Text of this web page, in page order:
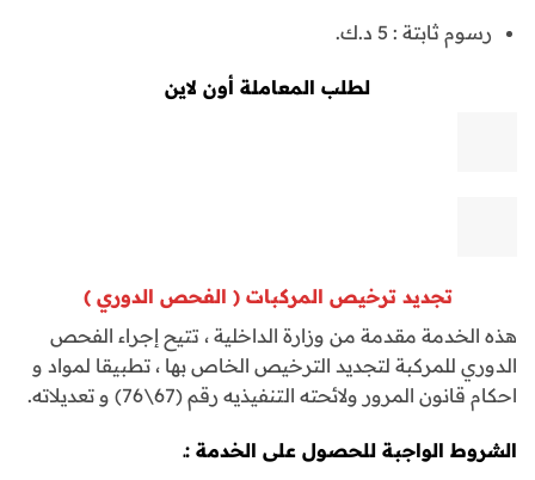
رسوم ثابتة : 5 د.ك.
لطلب المعاملة أون لاين
تجديد ترخيص المركبات ( الفحص الدوري )
هذه الخدمة مقدمة من وزارة الداخلية ، تتيح إجراء الفحص
الدوري للمركبة لتجديد الترخيص الخاص بها ، تطبيقا لمواد و
احكام قانون المرور ولائحته التنفيذيه رقم (67\76) و تعديلاته.
الشروط الواجبة للحصول على الخدمة :ـ